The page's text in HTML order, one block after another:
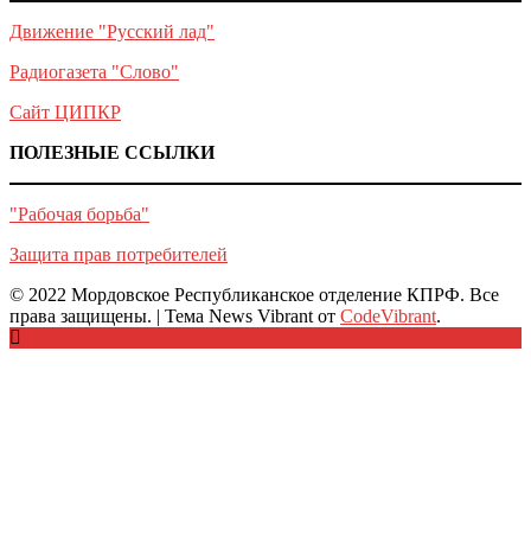
Движение "Русский лад"
Радиогазета "Слово"
Сайт ЦИПКР
ПОЛЕЗНЫЕ ССЫЛКИ
"Рабочая борьба"
Защита прав потребителей
© 2022 Мордовское Республиканское отделение КПРФ. Все
права защищены. | Тема News Vibrant от CodeVibrant.